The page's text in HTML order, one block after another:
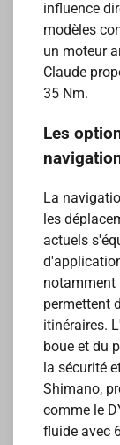
influence
modèles
un moteur
Claude
35 Nm.
Les
La
les
actuels
notamment
permettent
itinéraires.
boue et du
la sécurité
Shimano,
comme le
fluide avec